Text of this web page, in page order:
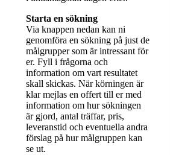
Starta en sökning
Via knappen nedan kan ni
genomföra en sökning på just de
målgrupper som är intressant för
er. Fyll i frågorna och
information om vart resultatet
skall skickas. När körningen är
klar mejlas en offert till er med
information om hur sökningen
är gjord, antal träffar, pris,
leveranstid och eventuella andra
förslag på hur målgruppen kan
se ut.